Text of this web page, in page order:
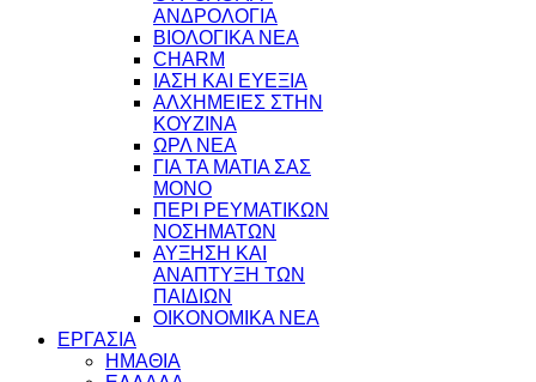
ΑΝΔΡΟΛΟΓΙΑ
ΒΙΟΛΟΓΙΚΑ ΝΕΑ
CHARM
ΙΑΣΗ ΚΑΙ ΕΥΕΞΙΑ
ΑΛΧΗΜΕΙΕΣ ΣΤΗΝ
ΚΟΥΖΙΝΑ
ΩΡΛ ΝEA
ΓΙΑ ΤΑ ΜΑΤΙΑ ΣΑΣ
ΜΟΝΟ
ΠΕΡΙ ΡΕΥΜΑΤΙΚΩΝ
ΝΟΣΗΜΑΤΩΝ
ΑΥΞΗΣΗ ΚΑΙ
ΑΝΑΠΤΥΞΗ ΤΩΝ
ΠΑΙΔΙΩΝ
ΟΙΚΟΝΟΜΙΚΑ ΝΕΑ
ΕΡΓΑΣΙΑ
ΗΜΑΘΙΑ